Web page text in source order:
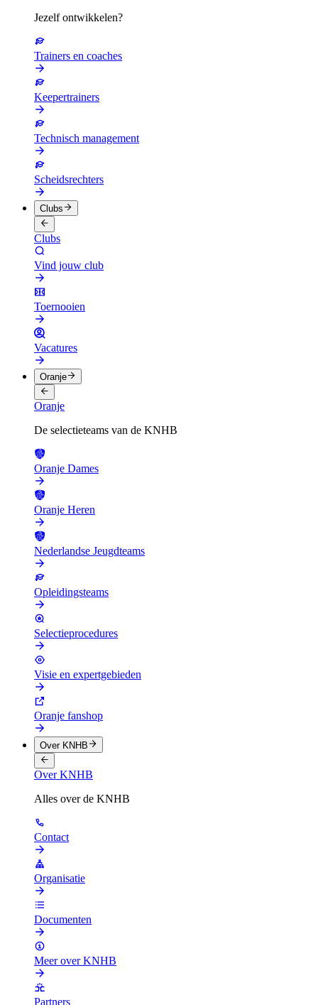
Jezelf ontwikkelen?
Trainers en coaches
Keepertrainers
Technisch management
Scheidsrechters
Clubs
Clubs
Vind jouw club
Toernooien
Vacatures
Oranje
Oranje
De selectieteams van de KNHB
Oranje Dames
Oranje Heren
Nederlandse Jeugdteams
Opleidingsteams
Selectieprocedures
Visie en expertgebieden
Oranje fanshop
Over KNHB
Over KNHB
Alles over de KNHB
Contact
Organisatie
Documenten
Meer over KNHB
Partners